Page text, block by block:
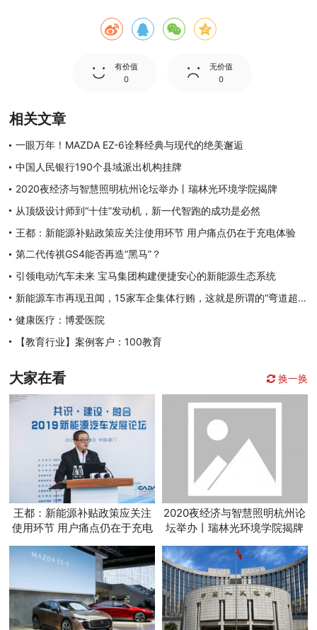
有价值
0
无价值
0
相关文章
一眼万年！MAZDA EZ-6诠释经典与现代的绝美邂逅
中国人民银行190个县域派出机构挂牌
2020夜经济与智慧照明杭州论坛举办丨瑞林光环境学院揭牌
从顶级设计师到“十佳”发动机，新一代智跑的成功是必然
王都：新能源补贴政策应关注使用环节 用户痛点仍在于充电体验
第二代传祺GS4能否再造“黑马”？
引领电动汽车未来 宝马集团构建便捷安心的新能源生态系统
新能源车市再现丑闻，15家车企集体行贿，这就是所谓的“弯道超车”？
健康医疗：博爱医院
【教育行业】案例客户：100教育
大家在看 换一换
王都：新能源补贴政策应关注
使用环节 用户痛点仍在于充电
体验
2020夜经济与智慧照明杭州论
坛举办丨瑞林光环境学院揭牌